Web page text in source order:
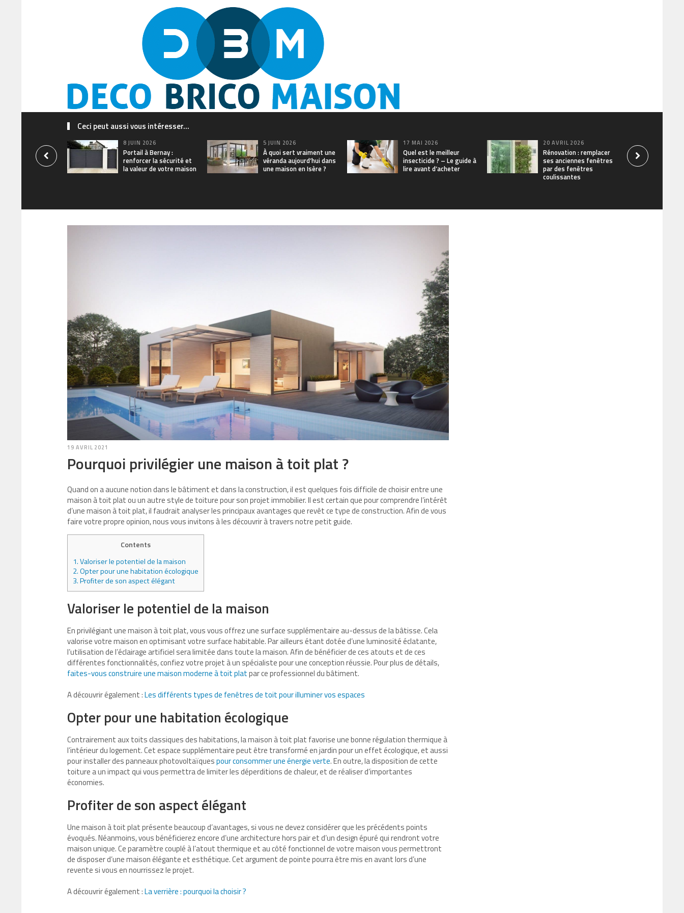
Ceci peut aussi vous intéresser...
8 JUIN 2026
Portail à Bernay :
renforcer la sécurité et
la valeur de votre maison
5 JUIN 2026
À quoi sert vraiment une
véranda aujourd’hui dans
une maison en Isère ?
17 MAI 2026
Quel est le meilleur
insecticide ? – Le guide à
lire avant d’acheter
20 AVRIL 2026
Rénovation : remplacer
ses anciennes fenêtres
par des fenêtres
coulissantes
19 AVRIL 2021
Pourquoi privilégier une maison à toit plat ?
Quand on a aucune notion dans le bâtiment et dans la construction, il est quelques fois difficile de choisir entre une
maison à toit plat ou un autre style de toiture pour son projet immobilier. Il est certain que pour comprendre l’intérêt
d’une maison à toit plat, il faudrait analyser les principaux avantages que revêt ce type de construction. Afin de vous
faire votre propre opinion, nous vous invitons à les découvrir à travers notre petit guide.
Contents
1.Valoriser le potentiel de la maison
2.Opter pour une habitation écologique
3.Profiter de son aspect élégant
Valoriser le potentiel de la maison
En privilégiant une maison à toit plat, vous vous offrez une surface supplémentaire au-dessus de la bâtisse. Cela
valorise votre maison en optimisant votre surface habitable. Par ailleurs étant dotée d’une luminosité éclatante,
l’utilisation de l’éclairage artificiel sera limitée dans toute la maison. Afin de bénéficier de ces atouts et de ces
différentes fonctionnalités, confiez votre projet à un spécialiste pour une conception réussie. Pour plus de détails,
faites-vous construire une maison moderne à toit platpar ce professionnel du bâtiment.
A découvrir également :Les différents types de fenêtres de toit pour illuminer vos espaces
Opter pour une habitation écologique
Contrairement aux toits classiques des habitations, la maison à toit plat favorise une bonne régulation thermique à
l’intérieur du logement. Cet espace supplémentaire peut être transformé en jardin pour un effet écologique, et aussi
pour installer des panneaux photovoltaïquespour consommer une énergie verte. En outre, la disposition de cette
toiture a un impact qui vous permettra de limiter les déperditions de chaleur, et de réaliser d’importantes
économies.
Profiter de son aspect élégant
Une maison à toit plat présente beaucoup d’avantages, si vous ne devez considérer que les précédents points
évoqués. Néanmoins, vous bénéficierez encore d’une architecture hors pair et d’un design épuré qui rendront votre
maison unique. Ce paramètre couplé à l’atout thermique et au côté fonctionnel de votre maison vous permettront
de disposer d’une maison élégante et esthétique. Cet argument de pointe pourra être mis en avant lors d’une
revente si vous en nourrissez le projet.
A découvrir également :La verrière : pourquoi la choisir ?